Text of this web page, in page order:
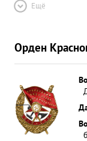
Ещё
Орден